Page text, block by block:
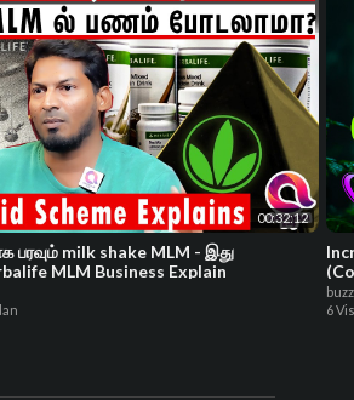
00:32:12
பரவும் milk shake MLM - இது
MLM Business Explain
6